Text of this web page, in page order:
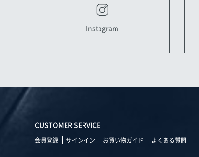
Instagram
CUSTOMER SERVICE
会員登録 サインイン お買い物ガイド よくある質問